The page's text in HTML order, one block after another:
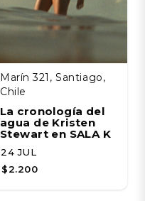
Marín 321, Santiago,
Chile
La cronología del
agua de Kristen
Stewart en SALA K
24 JUL
$2.200